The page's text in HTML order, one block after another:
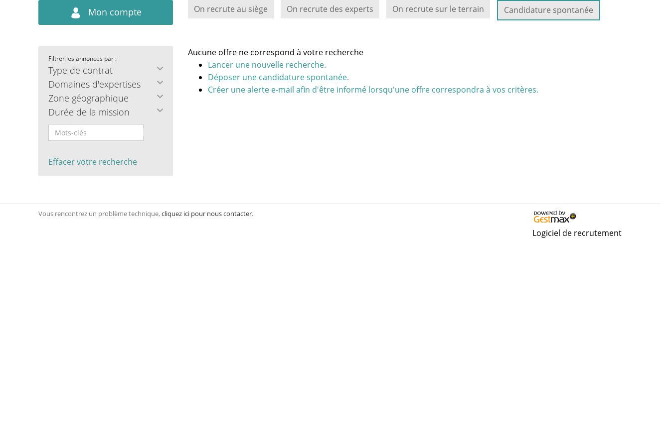
Mon compte On recrute au siège On recrute des experts On recrute sur le terrain Candidature spontanée
Filtrer les annonces par :
Type de contrat
Domaines d'expertises
Zone géographique
Durée de la mission
Effacer votre recherche
Aucune offre ne correspond à votre recherche
Lancer une nouvelle recherche.
Déposer une candidature spontanée.
Créer une alerte e-mail afin d'être informé lorsqu'une offre correspondra à vos critères.
Vous rencontrez un problème technique,cliquez ici pour nous contacter.
Logiciel de recrutement